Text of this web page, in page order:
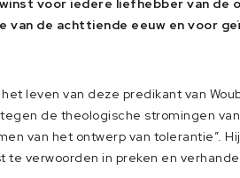
voor iedere liefhebber van de
van de achttiende eeuw en voor
leven van deze predikant van
de theologische stromingen
van het ontwerp van tolerantie”.
verwoorden in preken en